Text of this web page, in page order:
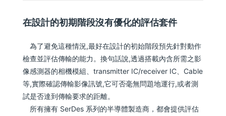
在設計的初期階段沒有優化的評估套件
為了避免這種情況,最好在設計的初始階段預先針對動作
檢查並評估傳輸的能力。換句話說,透過搭載內含所需之影
像感測器的相機模組、transmitter IC/receiver IC、Cable
等,實際確認傳輸影像訊號,它可否毫無問題地運行,或者測
試是否達到傳輸要求的距離。
所有擁有 SerDes 系列的半導體製造商，都會提供評估